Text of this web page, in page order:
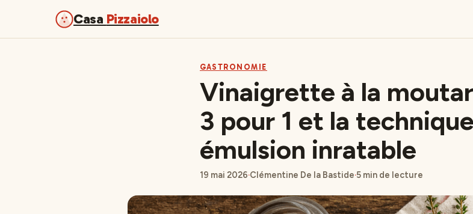
Casa Pizzaiolo
GASTRONOMIE
Vinaigrette à la
3 pour 1 et la
émulsion inratable
19 mai 2026·Clémentine De la Bastide·5 min de lecture